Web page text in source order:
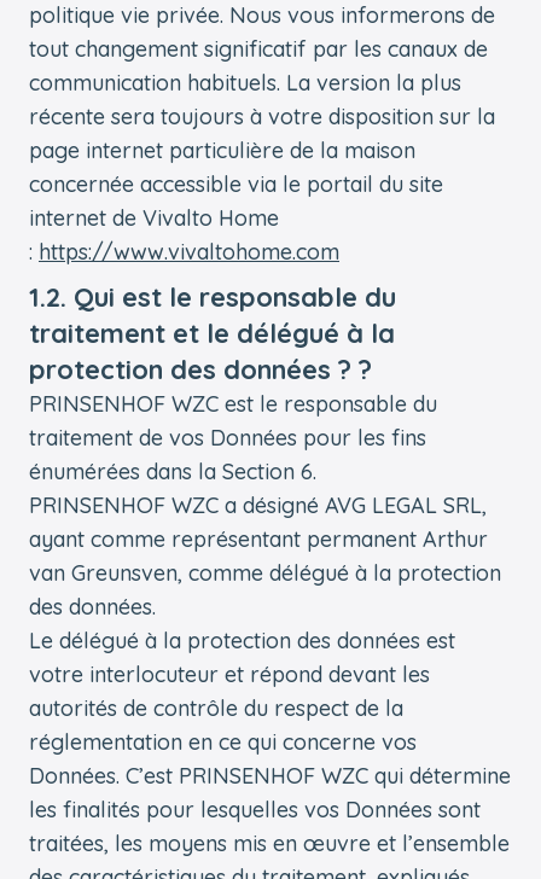
politique vie privée. Nous vous informerons de
tout changement significatif par les canaux de
communication habituels. La version la plus
récente sera toujours à votre disposition sur la
page internet particulière de la maison
concernée accessible via le portail du site
internet de Vivalto Home
: https://www.vivaltohome.com
1.2. Qui est le responsable du
traitement et le délégué à la
protection des données ? ?
PRINSENHOF WZC est le responsable du
traitement de vos Données pour les fins
énumérées dans la Section 6.
PRINSENHOF WZC a désigné AVG LEGAL SRL,
ayant comme représentant permanent Arthur
van Greunsven, comme délégué à la protection
des données.
Le délégué à la protection des données est
votre interlocuteur et répond devant les
autorités de contrôle du respect de la
réglementation en ce qui concerne vos
Données. C’est PRINSENHOF WZC qui détermine
les finalités pour lesquelles vos Données sont
traitées, les moyens mis en œuvre et l’ensemble